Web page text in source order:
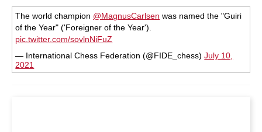
The world champion @MagnusCarlsen was named the "Guiri
of the Year" ('Foreigner of the Year').
pic.twitter.com/sovlnNiFuZ
— International Chess Federation (@FIDE_chess)July 10,
2021